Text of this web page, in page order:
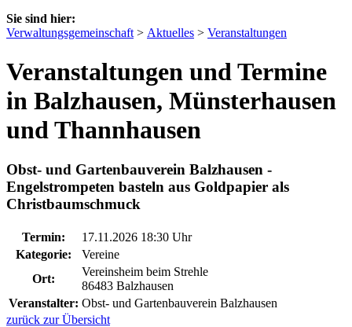
Sie sind hier:
Verwaltungsgemeinschaft > Aktuelles > Veranstaltungen
Veranstaltungen und Termine
in Balzhausen, Münsterhausen
und Thannhausen
Obst- und Gartenbauverein Balzhausen -
Engelstrompeten basteln aus Goldpapier als
Christbaumschmuck
Termin:
17.11.2026 18:30 Uhr
Kategorie:
Vereine
Ort:
Vereinsheim beim Strehle
86483 Balzhausen
Veranstalter: Obst- und Gartenbauverein Balzhausen
zurück zur Übersicht